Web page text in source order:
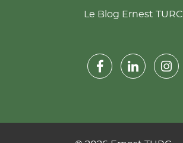
Le Blog Ernest TURC